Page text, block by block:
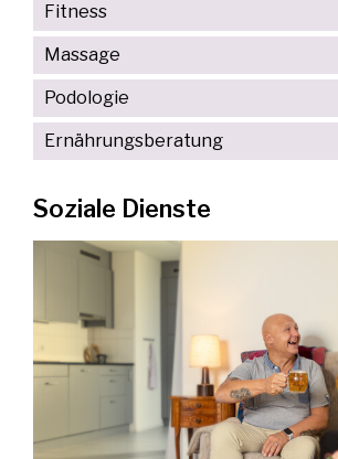
Fitness
Massage
Podologie
Ernährungsberatung
Soziale Dienste